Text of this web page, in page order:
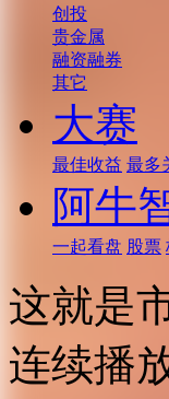
创投
贵金属
融资融券
其它
大赛
最佳收益 最多
阿牛
一起看盘 股票
这就是
连续播